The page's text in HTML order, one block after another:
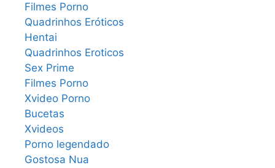
Filmes Porno
Quadrinhos Eróticos
Hentai
Quadrinhos Eroticos
Sex Prime
Filmes Porno
Xvideo Porno
Bucetas
Xvideos
Porno legendado
Gostosa Nua